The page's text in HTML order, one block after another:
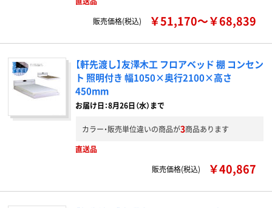
販売価格(税込)
￥51,170～￥68,839
【軒先渡し】友澤木工 フロアベッド 棚 コンセン
ト 照明付き 幅1050×奥行2100×高さ
450mm
お届け日：8月26日（水）まで
カラー・販売単位違いの商品が3商品あります
直送品
販売価格(税込)
￥40,867